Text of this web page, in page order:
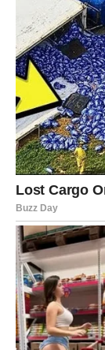
Bit ćete
Pred vama su
Nova energija
pozitivnih
Jedna osoba
postoji.
Sreća vam
Pred vama su